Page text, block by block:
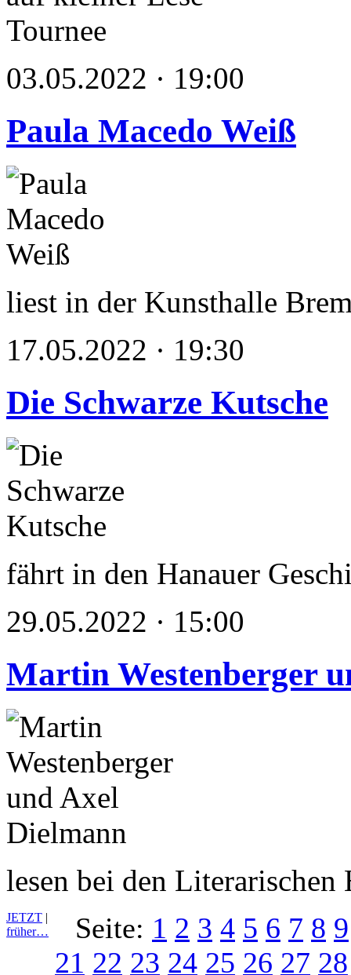
03.05.2022 · 19:00
Paula Macedo Weiß
liest in der Kunsthalle
17.05.2022 · 19:30
Die Schwarze Kutsche
fährt in den Hanauer
29.05.2022 · 15:00
Martin Westenberger
lesen bei den
JETZT |
früher…
Seite: 1 2 3 4 5 6 7 8 9
21 22 23 24 25 26 27 28